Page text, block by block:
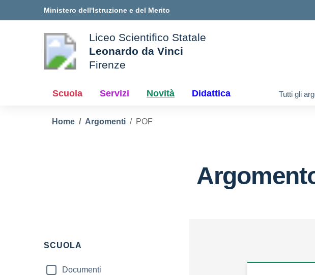
Ministero dell'Istruzione e del Merito
della scuola
Liceo Scientifico Statale
Leonardo da Vinci
Firenze
Scuola Servizi Novità Didattica Tutti gli
Home Argomenti POF
Filtri
SCUOLA
Documenti